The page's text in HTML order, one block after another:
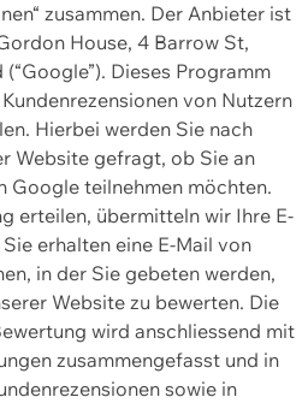
zusammen. Der Anbieter ist
House, 4 Barrow St,
Dieses Programm
von Nutzern
Hierbei werden Sie nach
Website gefragt, ob Sie an
Google teilnehmen möchten.
erteilen, übermitteln wir Ihre E-
erhalten eine E-Mail von
in der Sie gebeten werden,
Website zu bewerten. Die
wird anschliessend mit
zusammengefasst und in
sowie in